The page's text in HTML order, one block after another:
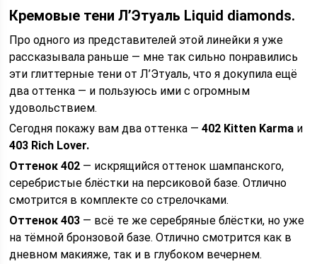
Кремовые тени Л’Этуаль Liquid diamonds.
Про одного из представителей этой линейки я уже
рассказывала раньше — мне так сильно понравились
эти глиттерные тени от Л’Этуаль, что я докупила ещё
два оттенка — и пользуюсь ими с огромным
удовольствием.
Сегодня покажу вам два оттенка —402 Kitten Karma и
403 Rich Lover.
Оттенок 402 — искрящийся оттенок шампанского,
серебристые блёстки на персиковой базе. Отлично
смотрится в комплекте со стрелочками.
Оттенок 403 — всё те же серебряные блёстки, но уже
на тёмной бронзовой базе. Отлично смотрится как в
дневном макияже, так и в глубоком вечернем.